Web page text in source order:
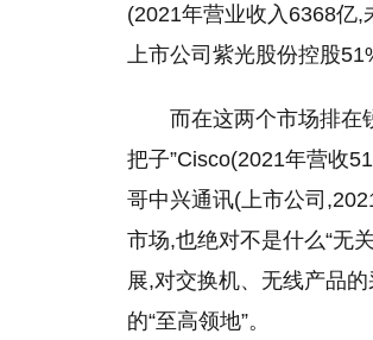
(2021年营业收入6368亿,
上市公司紫光股份控股
而在这两个市场排在
把子”Cisco(2021年营收
哥中兴通讯(上市公司
市场,也绝对不是什么“无
展,对交换机、无线产品
的“至高领地”。